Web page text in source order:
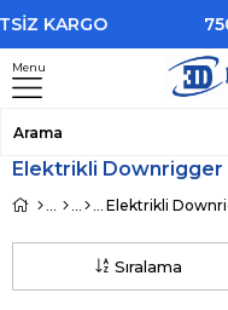
KARGO
Menu
Elektrikli Downrigger
Elektrikli
Sıralama